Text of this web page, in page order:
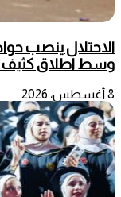
الاحتلال ينصب
وسط اطلاق
8 أغسطس، 2026